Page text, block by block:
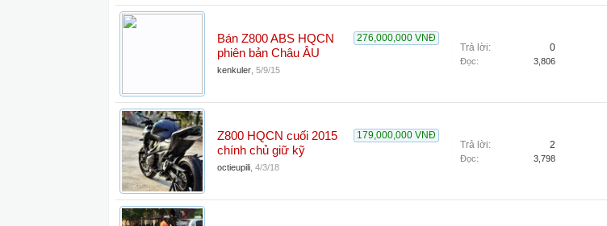
276,000,000 VNĐ
Bán Z800 ABS HQCN
phiên bản Châu ÂU
kenkuler 5/9/15
Trả lời: 0
Đọc: 3,806
179,000,000 VNĐ
Z800 HQCN cuối 2015
chính chủ giữ kỹ
octieupili 4/3/18
Trả lời: 2
Đọc: 3,798